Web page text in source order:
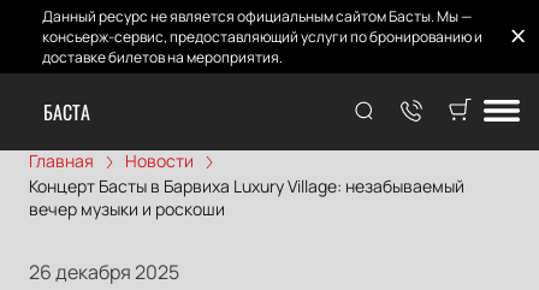
Данный ресурс не является официальным сайтом Басты. Мы —
консьерж-сервис, предоставляющий услуги по бронированию и
доставке билетов на мероприятия.
БАСТА
Главная
Новости
Концерт Басты в Барвиха Luxury Village: незабываемый
вечер музыки и роскоши
26 декабря 2025